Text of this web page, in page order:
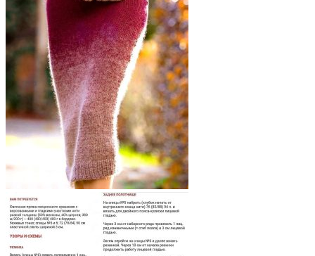
стильной
вязке!